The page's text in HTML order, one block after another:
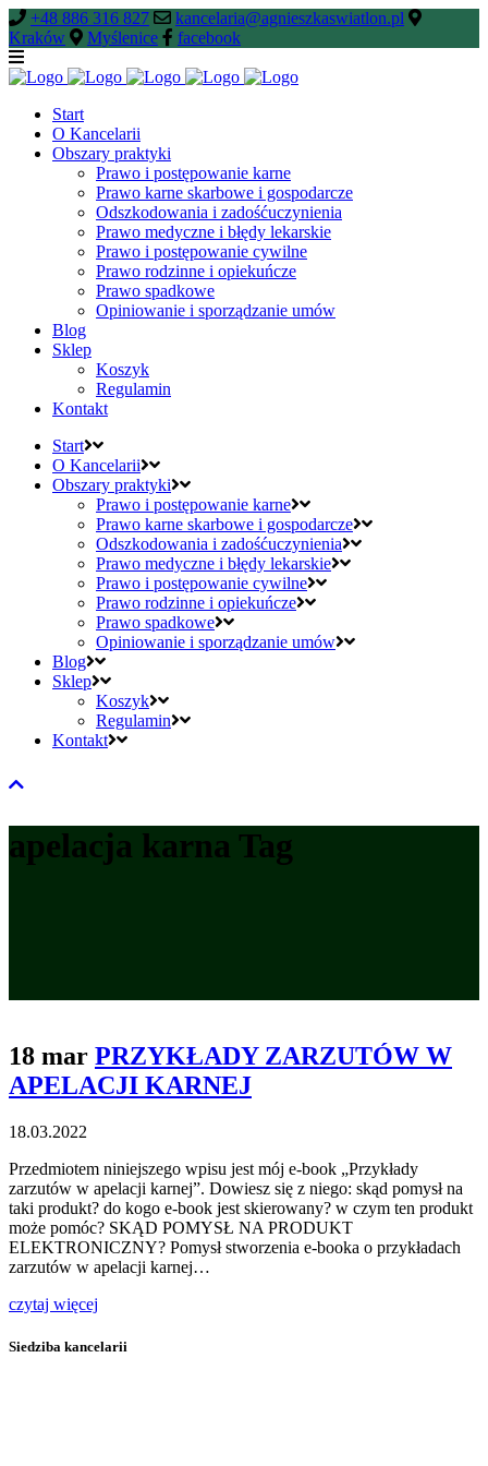
+48 886 316 827
kancelaria@agnieszkaswiatlon.pl
Kraków
Myślenice facebook
Start
O Kancelarii
Obszary praktyki
Prawo i postępowanie karne
Prawo karne skarbowe i gospodarcze
Odszkodowania i zadośćuczynienia
Prawo medyczne i błędy lekarskie
Prawo i postępowanie cywilne
Prawo rodzinne i opiekuńcze
Prawo spadkowe
Opiniowanie i sporządzanie umów
Blog
Sklep
Koszyk
Regulamin
Kontakt
Start
O Kancelarii
Obszary praktyki
Prawo i postępowanie karne
Prawo karne skarbowe i gospodarcze
Odszkodowania i zadośćuczynienia
Prawo medyczne i błędy lekarskie
Prawo i postępowanie cywilne
Prawo rodzinne i opiekuńcze
Prawo spadkowe
Opiniowanie i sporządzanie umów
Blog
Sklep
Koszyk
Regulamin
Kontakt
apelacja karna Tag
18 mar PRZYKŁADY ZARZUTÓW W
APELACJI KARNEJ
18.03.2022
Przedmiotem niniejszego wpisu jest mój e-book „Przykłady
zarzutów w apelacji karnej”. Dowiesz się z niego: skąd pomysł na
taki produkt? do kogo e-book jest skierowany? w czym ten produkt
może pomóc? SKĄD POMYSŁ NA PRODUKT
ELEKTRONICZNY? Pomysł stworzenia e-booka o przykładach
zarzutów w apelacji karnej…
czytaj więcej
Siedziba kancelarii